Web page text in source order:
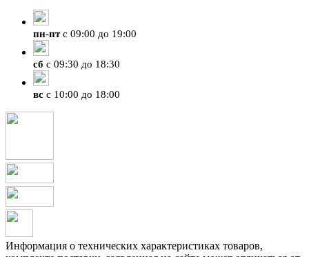
пн-птс 09:00 до 19:00
сб с 09:30 до 18:30
вс с 10:00 до 18:00
Информация о технических характеристиках товаров,